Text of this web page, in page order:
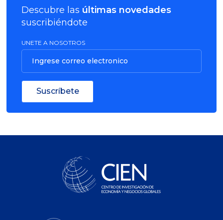
Descubre las últimas novedades
suscribiéndote
UNETE A NOSOTROS
Ingrese correo electronico
Suscríbete